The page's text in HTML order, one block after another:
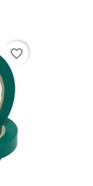
favorite_border